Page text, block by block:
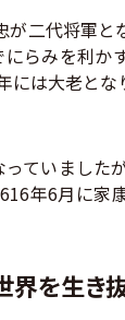
二代将軍
らみを利
には大老と
ていました
年6月に家
界を生き